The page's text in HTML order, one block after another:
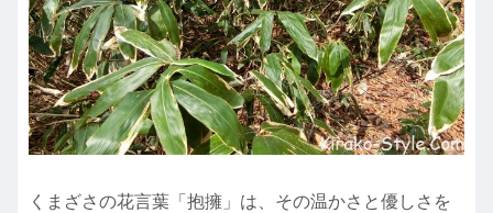
くまざさの花言葉「抱擁」は、その温かさと優しさを